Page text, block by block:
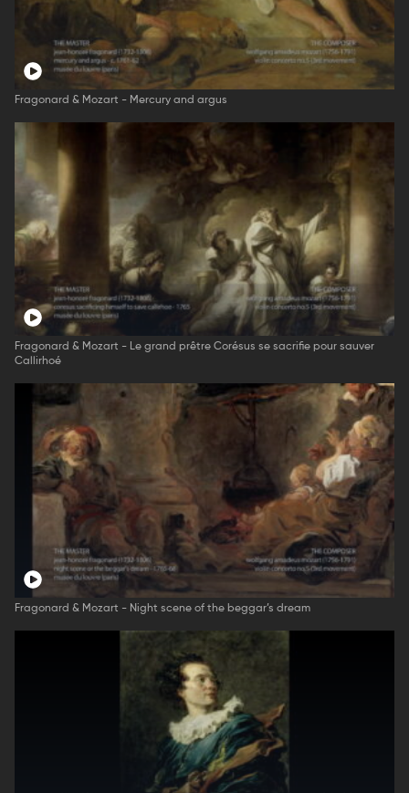
Fragonard & Mozart - Mercury and argus
Fragonard & Mozart - Le grand prêtre Corésus se sacrifie pour sauver
Callirhoé
Fragonard & Mozart - Night scene of the beggar’s dream